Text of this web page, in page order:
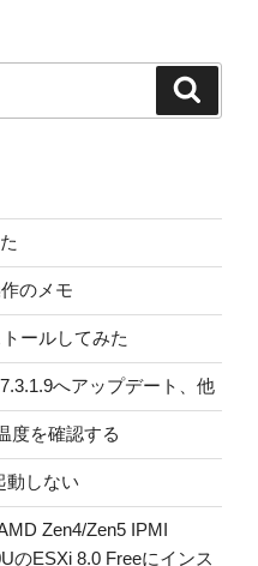
のメモ
ールしてみた
へアップデート、他
度を確認する
動しない
Zen4/Zen5 IPMI
のESXi 8.0 Freeにインス